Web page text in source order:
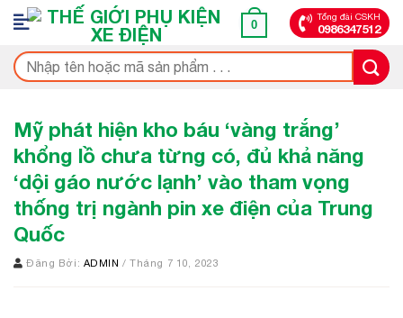
Bỏ
qua
nội
dung
0
Tổng đài CSKH
0986347512
Tìm
kiếm:
Mỹ phát hiện kho báu ‘vàng trắng’
khổng lồ chưa từng có, đủ khả năng
‘dội gáo nước lạnh’ vào tham vọng
thống trị ngành pin xe điện của Trung
Quốc
Đăng Bởi: ADMIN/ Tháng 7 10, 2023